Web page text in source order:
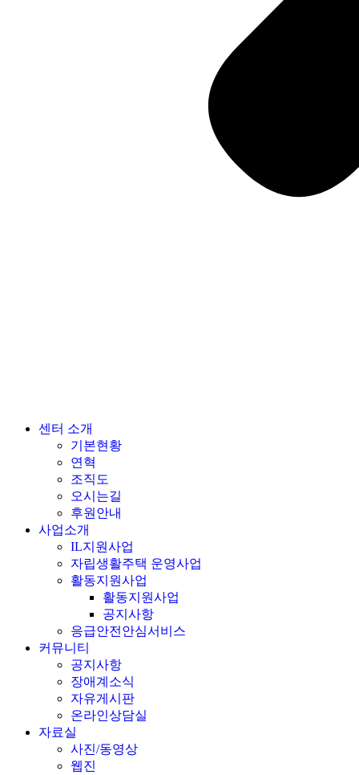
센터 소개
기본현황
연혁
조직도
오시는길
후원안내
사업소개
IL지원사업
자립생활주택 운영사업
활동지원사업
활동지원사업
공지사항
응급안전안심서비스
커뮤니티
공지사항
장애계소식
자유게시판
온라인상담실
자료실
사진/동영상
웹진